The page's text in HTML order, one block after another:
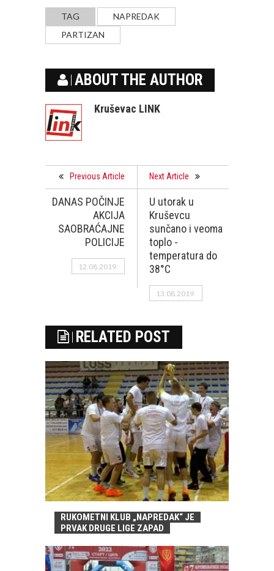
TAG
NAPREDAK
PARTIZAN
ABOUT THE AUTHOR
Kruševac LINK
Previous Article
DANAS POČINJE
AKCIJA
SAOBRAĆAJNE
POLICIJE
12.08.2019.
Next Article
U utorak u
Kruševcu
sunčano i veoma
toplo -
temperatura do
38°C
13.08.2019.
RELATED POST
RUKOMETNI KLUB „NAPREDAK“ JE
PRVAK DRUGE LIGE ZAPAD